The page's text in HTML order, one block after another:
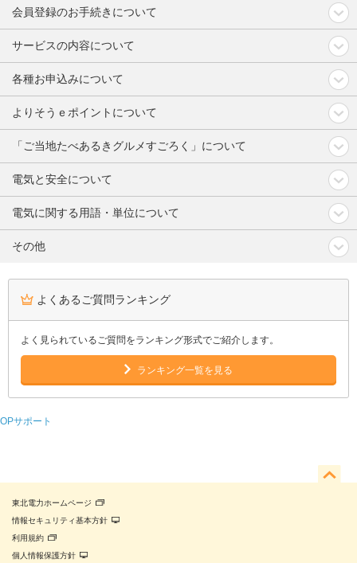
会員登録のお手続きについて
サービスの内容について
各種お申込みについて
よりそうｅポイントについて
「ご当地たべあるきグルメすごろく」について
電気と安全について
電気に関する用語・単位について
その他
よくあるご質問ランキング
よく見られているご質問をランキング形式でご紹介します。
ランキング一覧を見る
OPサポート
東北電力ホームページ
情報セキュリティ基本方針
利用規約
個人情報保護方針